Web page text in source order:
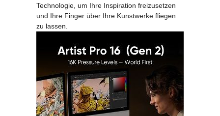
Technologie, um Ihre Inspiration freizusetzen
und Ihre Finger über Ihre Kunstwerke fliegen
zu lassen.